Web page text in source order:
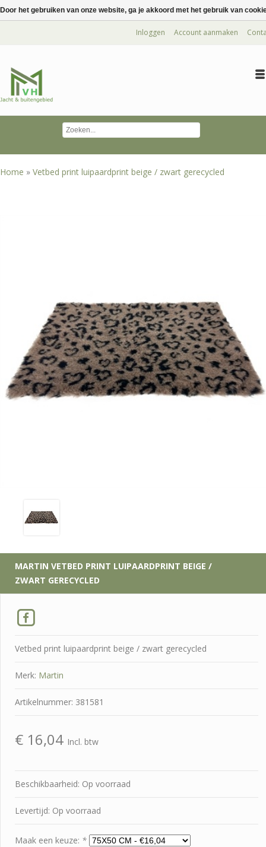
Inloggen Account aanmaken
Home » Vetbed print luipaardprint beige / zwart gerecycled
MARTIN VETBED PRINT LUIPAARDPRINT BEIGE /
ZWART GERECYCLED
Vetbed print luipaardprint beige / zwart gerecycled
Merk: Martin
Artikelnummer: 381581
€ 16,04 Incl. btw
Beschikbaarheid: Op voorraad
Levertijd: Op voorraad
Maak een keuze: *
Door het gebruiken van onze website, ga je akkoord met het gebruik van